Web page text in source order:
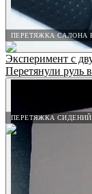
ПЕРЕТЯЖКА САЛОНА
ПЕРЕТЯЖКА СИДЕНИЙ
Эксперимент с
Перетянули руль